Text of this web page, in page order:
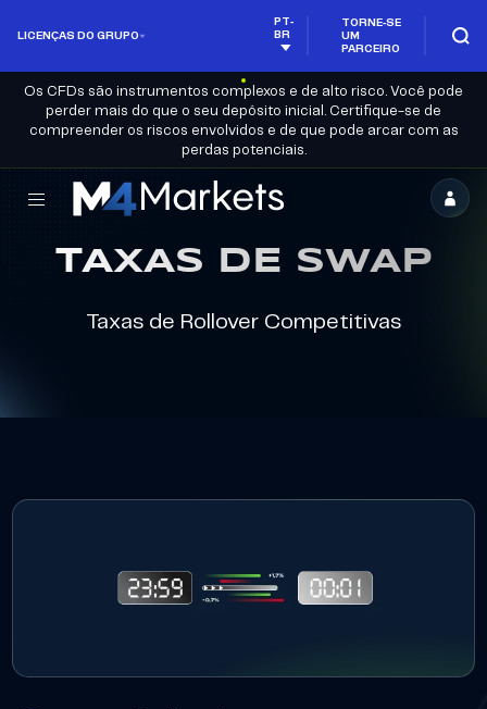
LICENÇAS DO GRUPO
PT-
BR
TORNE-SE
UM
PARCEIRO
Os CFDs são instrumentos complexos e de alto risco. Você pode
perder mais do que o seu depósito inicial. Certifique-se de
compreender os riscos envolvidos e de que pode arcar com as
perdas potenciais.
M4Markets
-
Corretora
Regulada
TAXAS DE SWAP
Taxas de Rollover Competitivas